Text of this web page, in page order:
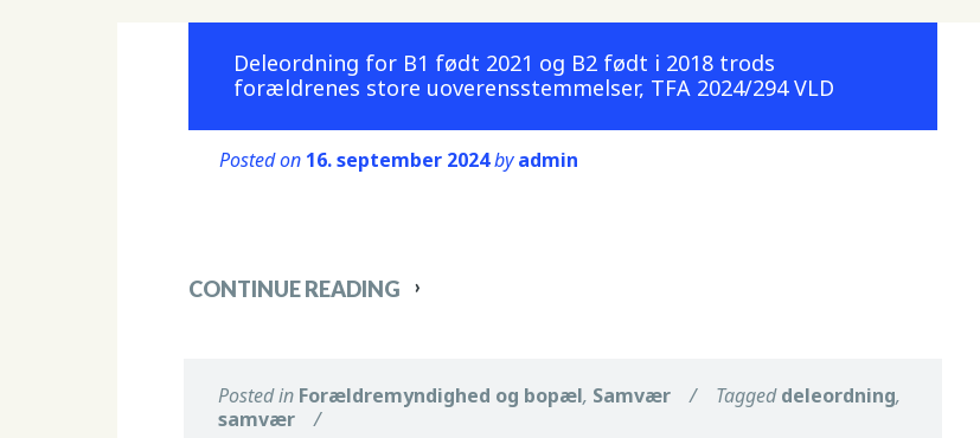
Deleordning for B1 født 2021 og B2 født i 2018 trods
forældrenes store uoverensstemmelser, TFA 2024/294 VLD
Posted on 16. september 2024byadmin
CONTINUE READING
Posted in Forældremyndighed og bopæl, Samvær / Taggeddeleordning,
samvær
/